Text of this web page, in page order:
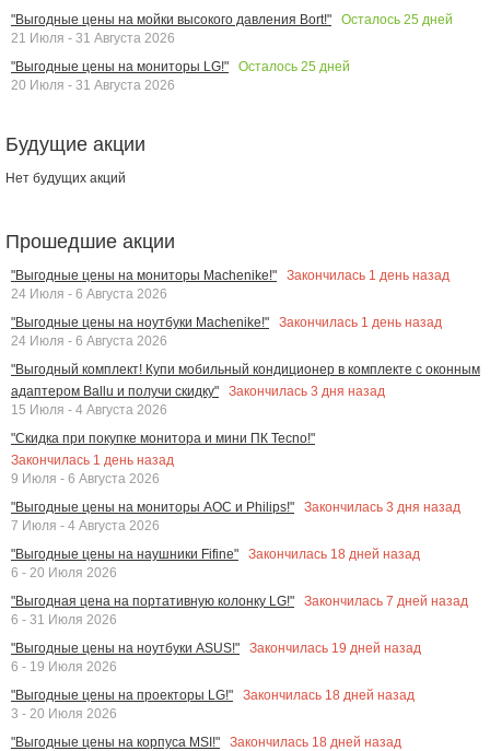
"Выгодные цены на мойки высокого давления Bort!"
Осталось 25 дней
21 Июля - 31 Августа 2026
"Выгодные цены на мониторы LG!"
Осталось 25 дней
20 Июля - 31 Августа 2026
Будущие акции
Нет будущих акций
Прошедшие акции
"Выгодные цены на мониторы Machenike!" Закончилась 1 день назад
24 Июля - 6 Августа 2026
"Выгодные цены на ноутбуки Machenike!"
Закончилась 1 день назад
24 Июля - 6 Августа 2026
"Выгодный комплект! Купи мобильный кондиционер в комплекте с оконным
адаптером Ballu и получи скидку"
Закончилась 3 дня назад
15 Июля - 4 Августа 2026
"Скидка при покупке монитора и мини ПК Tecno!"
Закончилась 1 день назад
9 Июля - 6 Августа 2026
"Выгодные цены на мониторы AOC и Philips!"
Закончилась 3 дня назад
7 Июля - 4 Августа 2026
"Выгодные цены на наушники Fifine"
Закончилась 18 дней назад
6 - 20 Июля 2026
"Выгодная цена на портативную колонку LG!"
Закончилась 7 дней назад
6 - 31 Июля 2026
"Выгодные цены на ноутбуки ASUS!"
Закончилась 19 дней назад
6 - 19 Июля 2026
"Выгодные цены на проекторы LG!"
Закончилась 18 дней назад
3 - 20 Июля 2026
"Выгодные цены на корпуса MSI!"
Закончилась 18 дней назад